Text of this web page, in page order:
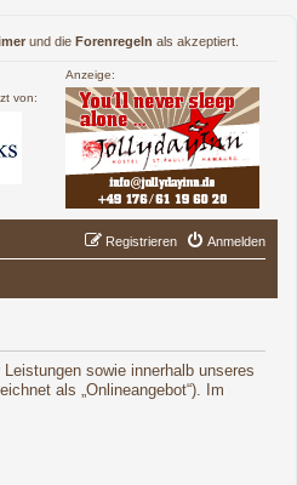
und die Forenregeln als akzeptiert.
von:
Anzeige:
Anmelden
Registrieren
sowie innerhalb unseres
als „Onlineangebot“). Im